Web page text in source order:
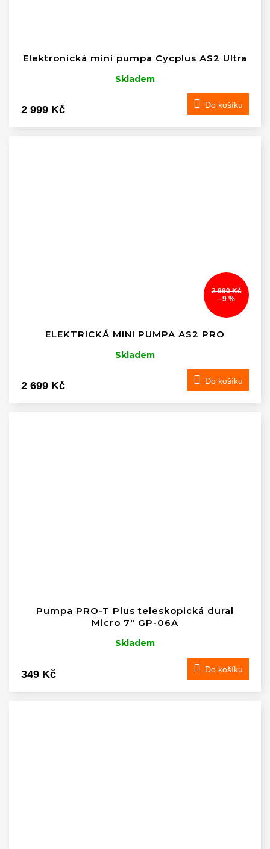
Elektronická mini pumpa Cycplus AS2 Ultra
Skladem
2 999 Kč Do košíku
2 990 Kč
–9 %
ELEKTRICKÁ MINI PUMPA AS2 PRO
Skladem
2 699 Kč Do košíku
Pumpa PRO-T Plus teleskopická dural
Micro 7" GP-06A
Skladem
349 Kč Do košíku